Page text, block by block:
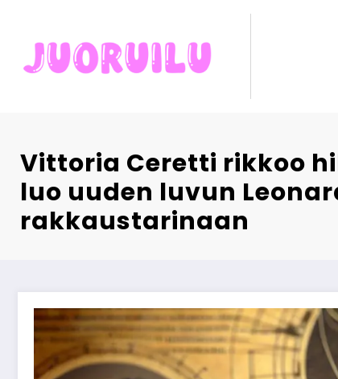
content
Vittoria Ceretti rikkoo
luo uuden luvun
rakkaustarinaan